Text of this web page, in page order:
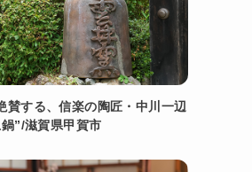
賛する、信楽の陶匠・中川一辺
”/滋賀県甲賀市